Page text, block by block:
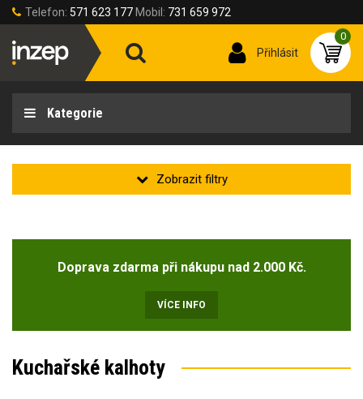
Telefon: 571 623 177 Mobil: 731 659 972
Přihlásit
0
Kategorie
Velikost oděvů
Výška postavy
Doprava zdarma při nákupu nad 2.000 Kč.
VÍCE INFO
Kuchařské kalhoty